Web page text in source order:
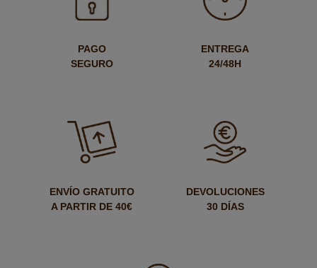
PAGO
SEGURO
ENTREGA
24/48H
ENVÍO GRATUITO
A PARTIR DE 40€
DEVOLUCIONES
30 DÍAS